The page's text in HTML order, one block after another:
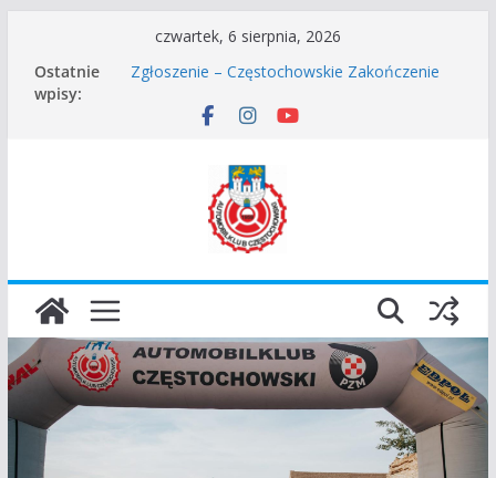
treści
czwartek, 6 sierpnia, 2026
Ostatnie
wpisy:
Częstochowskie Rozpoczęcie Sezonu 2026
Zgłoszenie – Częstochowskie Zakończenie
Sezonu 2025
45 Rajd Częstochowski zostaje odwołany.
I Gliwicki Classic Sprint o Puchar Prezydenta
Miasta Gliwice